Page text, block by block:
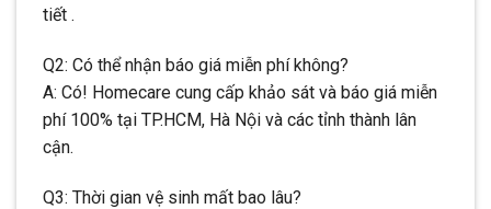
tiết .
Q2: Có thể nhận báo giá miễn phí không?
A: Có! Homecare cung cấp khảo sát và báo giá miễn
phí 100% tại TP.HCM, Hà Nội và các tỉnh thành lân
cận.
Q3: Thời gian vệ sinh mất bao lâu?